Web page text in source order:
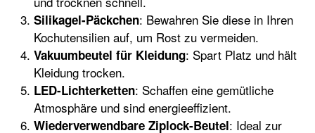
Silikagel-Päckchen: Bewahren Sie diese in Ihren
Kochutensilien auf, um Rost zu vermeiden.
Vakuumbeutel für Kleidung: Spart Platz und hält
Kleidung trocken.
LED-Lichterketten: Schaffen eine gemütliche
Atmosphäre und sind energieeffizient.
Wiederverwendbare Ziplock-Beutel: Ideal zur